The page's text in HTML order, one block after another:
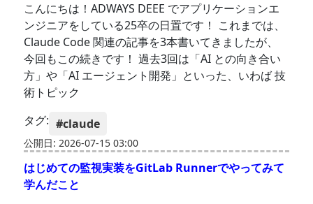
こんにちは！ADWAYS DEEE でアプリケーションエ
ンジニアをしている25卒の日置です！ これまでは、
Claude Code 関連の記事を3本書いてきましたが、
今回もこの続きです！ 過去3回は「AI との向き合い
方」や「AI エージェント開発」といった、いわば 技
術トピック
タグ: #claude
公開日: 2026-07-15 03:00
はじめての監視実装をGitLab Runnerでやってみて
学んだこと